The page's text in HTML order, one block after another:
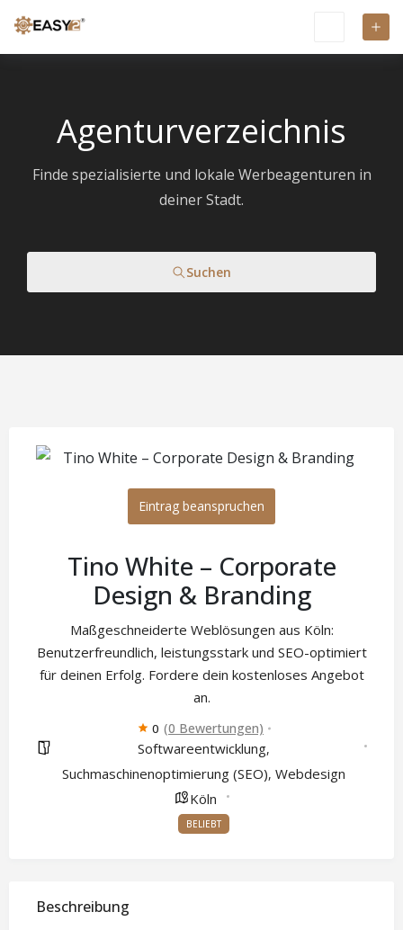
Agenturverzeichnis
Finde spezialisierte und lokale Werbeagenturen in
deiner Stadt.
Suchen
Eintrag beanspruchen
Tino White – Corporate
Design & Branding
Maßgeschneiderte Weblösungen aus Köln:
Benutzerfreundlich, leistungsstark und SEO-optimiert
für deinen Erfolg. Fordere dein kostenloses Angebot
an.
0 (0 Bewertungen)
Softwareentwicklung,
Suchmaschinenoptimierung (SEO), Webdesign
Köln
BELIEBT
Beschreibung